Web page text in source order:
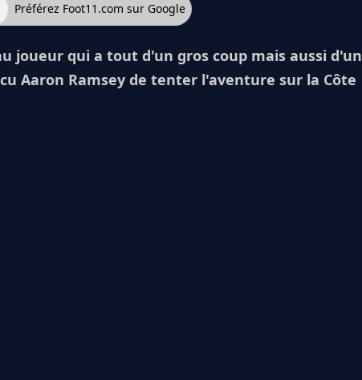
Préférez Foot11.com sur Google
joueur qui a tout d'un gros coup mais aussi d'un
Aaron Ramsey de tenter l'aventure sur la Côte